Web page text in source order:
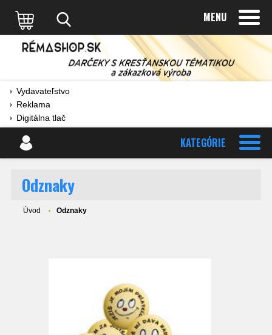
MENU
Vydavateľstvo
Reklama
Digitálna tlač
KATEGÓRIE
Odznaky
Úvod Odznaky